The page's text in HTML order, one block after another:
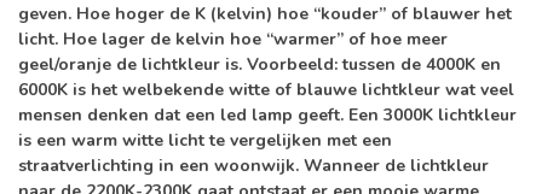
geven. Hoe hoger de K (kelvin) hoe “kouder” of blauwer het
licht. Hoe lager de kelvin hoe “warmer” of hoe meer
geel/oranje de lichtkleur is. Voorbeeld: tussen de 4000K en
6000K is het welbekende witte of blauwe lichtkleur wat veel
mensen denken dat een led lamp geeft. Een 3000K lichtkleur
is een warm witte licht te vergelijken met een
straatverlichting in een woonwijk. Wanneer de lichtkleur